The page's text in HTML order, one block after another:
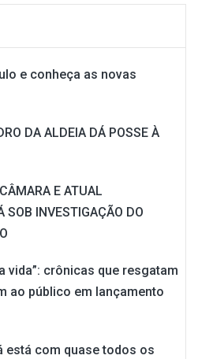
e conheça as novas
DA ALDEIA DÁ POSSE À
E ATUAL
SOB INVESTIGAÇÃO DO
vida”: crônicas que resgatam
ao público em lançamento
está com quase todos os